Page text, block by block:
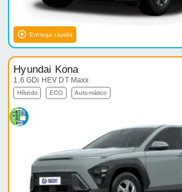
Entrega rápida
Hyundai Kona
1.6 GDi HEV DT Maxx
Híbrido ECO Automático